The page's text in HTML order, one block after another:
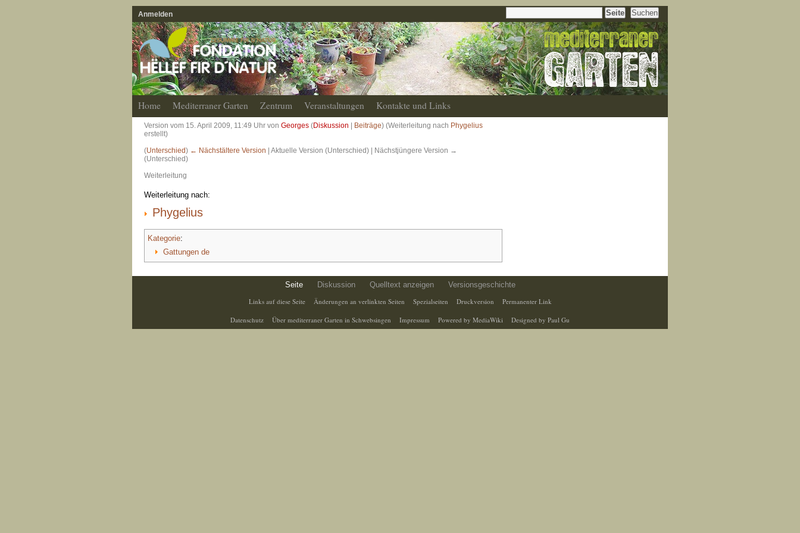
Anmelden
Home Mediterraner Garten Zentrum Veranstaltungen Kontakte und Links
Version vom 15. April 2009, 11:49 Uhr von Georges (Diskussion | Beiträge) (Weiterleitung nach Phygelius
erstellt)
(Unterschied) ← Nächstältere Version | Aktuelle Version (Unterschied) | Nächstjüngere Version →
(Unterschied)
Weiterleitung
Weiterleitung nach:
Phygelius
Kategorie:
Gattungen de
Seite Diskussion Quelltext anzeigen
Versionsgeschichte
Links auf diese Seite
Änderungen an verlinkten Seiten Spezialseiten Druckversion Permanenter Link
Datenschutz Über mediterraner Garten in Schwebsingen Impressum Powered by MediaWiki Designed by Paul Gu